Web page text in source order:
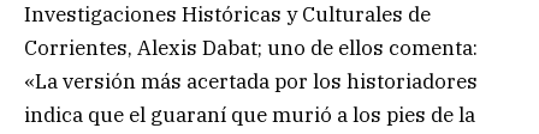
Investigaciones Históricas y Culturales de
Corrientes, Alexis Dabat; uno de ellos comenta:
«La versión más acertada por los historiadores
indica que el guaraní que murió a los pies de la